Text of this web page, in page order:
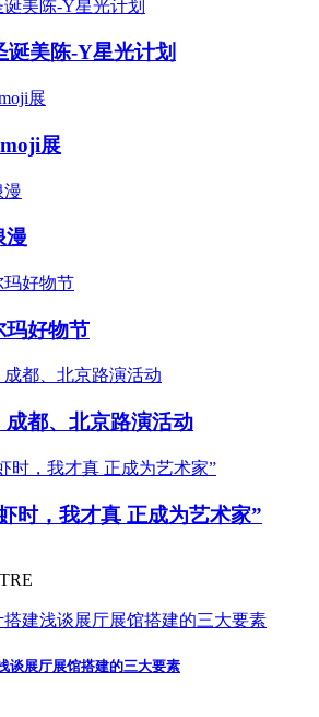
诞美陈-Y星光计划
展
漫
玛好物节
成都、北京路演活动
时，我才真 正成为艺术家”
谈展厅展馆搭建的三大要素